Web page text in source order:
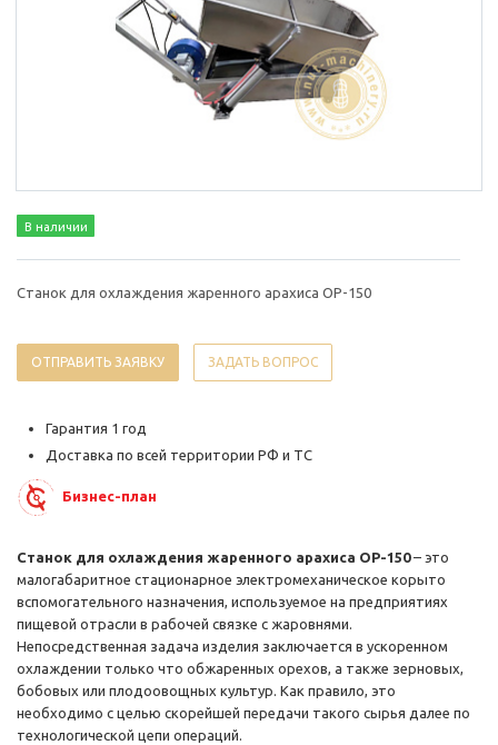
В наличии
Станок для охлаждения жаренного арахиса ОР-150
ОТПРАВИТЬ ЗАЯВКУ ЗАДАТЬ ВОПРОС
Гарантия 1 год
Доставка по всей территории РФ и ТС
Бизнес-план
Станок для охлаждения жаренного арахиса ОР-150– это
малогабаритное стационарное электромеханическое корыто
вспомогательного назначения, используемое на предприятиях
пищевой отрасли в рабочей связке с жаровнями.
Непосредственная задача изделия заключается в ускоренном
охлаждении только что обжаренных орехов, а также зерновых,
бобовых или плодоовощных культур. Как правило, это
необходимо с целью скорейшей передачи такого сырья далее по
технологической цепи операций.